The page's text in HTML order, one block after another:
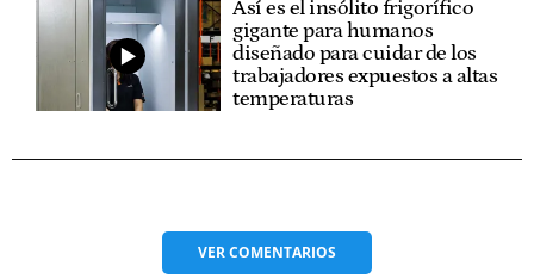
Así es el insólito frigorífico
gigante para humanos
diseñado para cuidar de los
trabajadores expuestos a altas
temperaturas
VERCOMENTARIOS